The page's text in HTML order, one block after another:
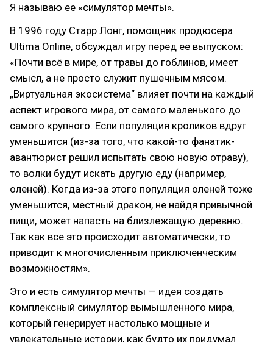
Я называю ее «симулятор мечты».
В 1996 году Старр Лонг, помощник продюсера
Ultima Online, обсуждал игру перед ее выпуском:
«Почти всё в мире, от травы до гоблинов, имеет
смысл, а не просто служит пушечным мясом.
„Виртуальная экосистема“ влияет почти на каждый
аспект игрового мира, от самого маленького до
самого крупного. Если популяция кроликов вдруг
уменьшится (из-за того, что какой-то фанатик-
авантюрист решил испытать свою новую отраву),
то волки будут искать другую еду (например,
оленей). Когда из-за этого популяция оленей тоже
уменьшится, местный дракон, не найдя привычной
пищи, может напасть на близлежащую деревню.
Так как все это происходит автоматически, то
приводит к многочисленным приключенческим
возможностям».
Это и есть симулятор мечты — идея создать
комплексный симулятор вымышленного мира,
который генерирует настолько мощные и
увлекательные истории, как будто их придумал